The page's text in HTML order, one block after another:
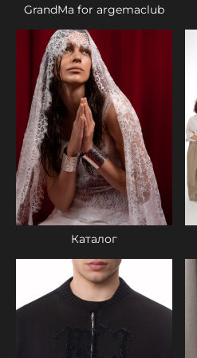
GrandMa for argemaclub
Каталог